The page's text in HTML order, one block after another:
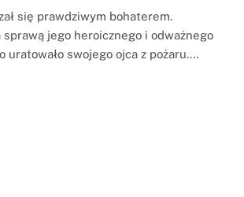
się prawdziwym bohaterem.
sprawą jego heroicznego i odważnego
uratowało swojego ojca z pożaru.…